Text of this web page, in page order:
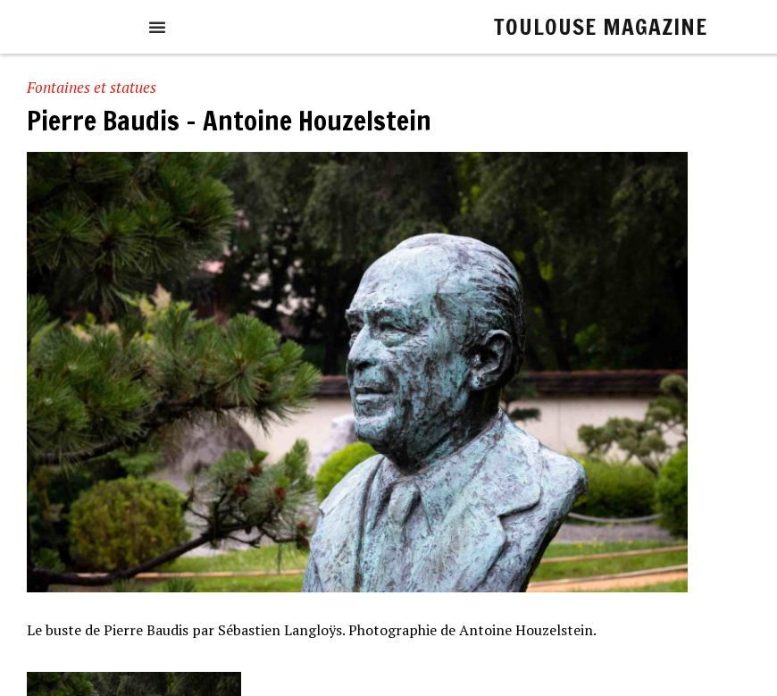
TOULOUSE MAGAZINE
Fontaines et statues
Pierre Baudis – Antoine Houzelstein
Le buste de Pierre Baudis par Sébastien Langloÿs. Photographie de Antoine Houzelstein.